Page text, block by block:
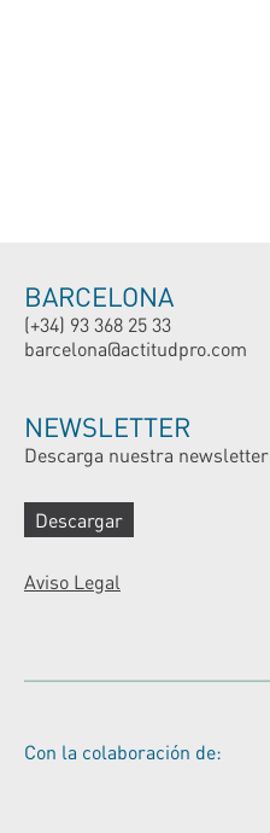
BARCELONA
(+34) 93 368 25 33
barcelona@actitudpro.com
NEWSLETTER
Descarga nuestra newsletter
Descargar
Aviso Legal
Con la colaboración de: